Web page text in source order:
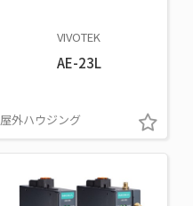
VIVOTEK
AE-23L
屋外ハウジング